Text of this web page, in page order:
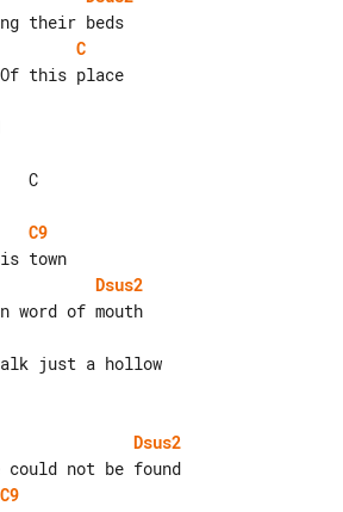
C
C
C9
Dsus2
Dsus2
C9